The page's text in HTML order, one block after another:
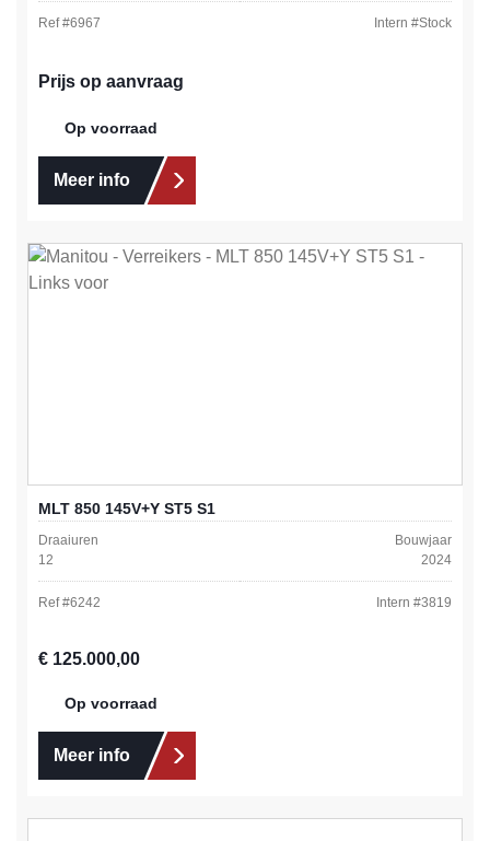
Ref #6967 Intern #Stock
Prijs op aanvraag
Op voorraad
Meer info
MLT 850 145V+Y ST5 S1
Draaiuren
12
Bouwjaar
2024
Ref #6242 Intern #3819
Normale prijs:
€ 125.000,00
Op voorraad
Meer info